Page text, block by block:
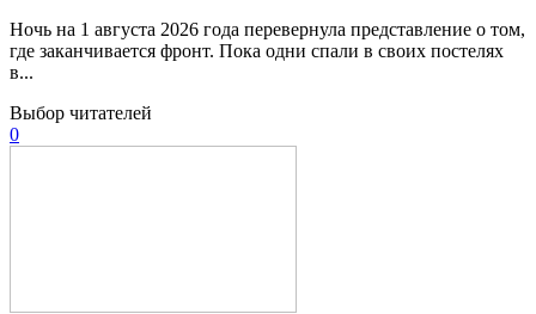
Ночь на 1 августа 2026 года перевернула представление о том,
где заканчивается фронт. Пока одни спали в своих постелях
в...
Выбор читателей
0